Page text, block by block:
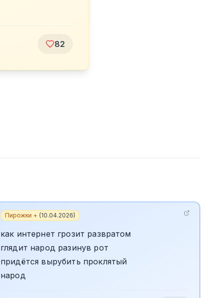
82
Пирожки + (10.04.2026)
как интернет грозит развратом
глядит народ разинув рот
придётся вырубить проклятый
народ